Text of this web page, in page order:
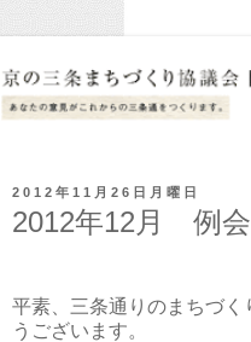
2012年11月26日月曜日
2012年12月 例
平素、三条通りのまちづ
うございます。